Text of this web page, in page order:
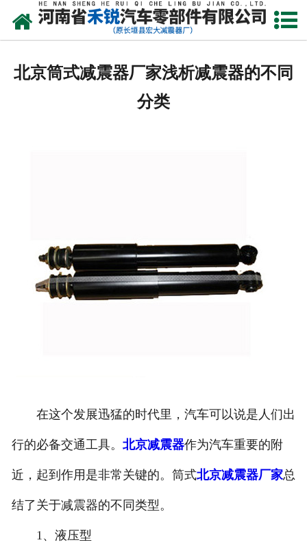
网站首页
北京筒式减震器厂家浅析减震器的不同
分类
在这个发展迅猛的时代里，汽车可以说是人们出
行的必备交通工具。 北京减震器作为汽车重要的附
近，起到作用是非常关键的。筒式北京减震器厂家总
结了关于减震器的不同类型。
1、液压型